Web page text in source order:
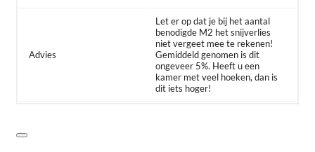
Advies
Let er op dat je bij het aantal
benodigde M2 het snijverlies
niet vergeet mee te rekenen!
Gemiddeld genomen is dit
ongeveer 5%. Heeft u een
kamer met veel hoeken, dan is
dit iets hoger!